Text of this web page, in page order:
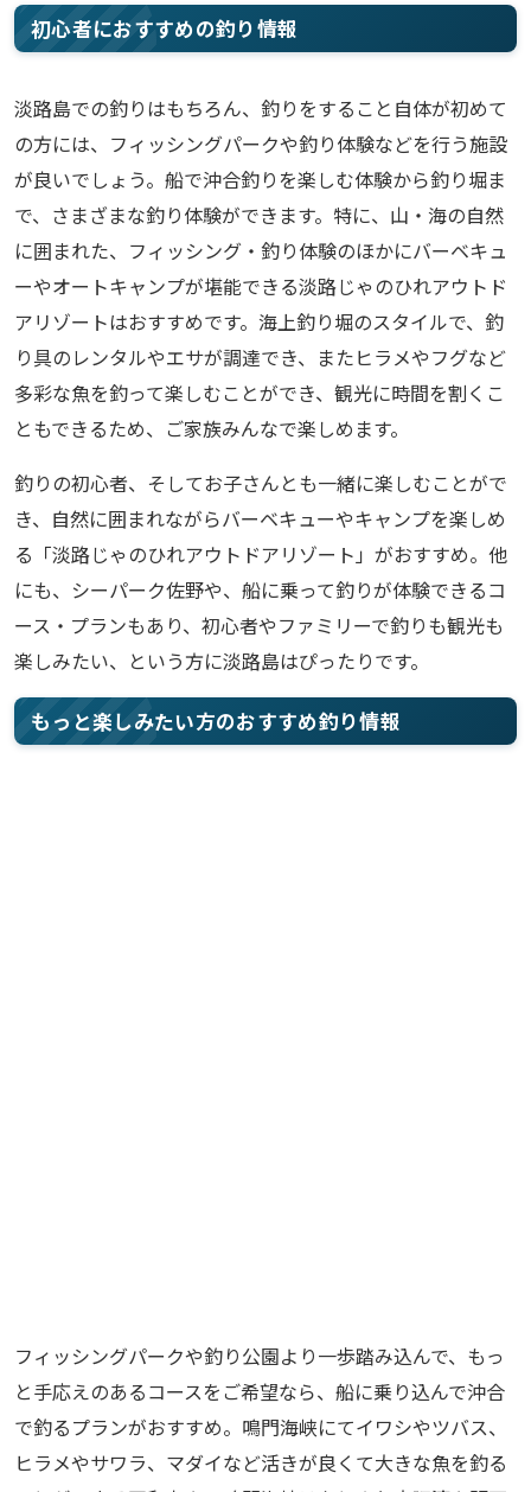
初心者におすすめの釣り情報
淡路島での釣りはもちろん、釣りをすること自体が初めて
の方には、フィッシングパークや釣り体験などを行う施設
が良いでしょう。船で沖合釣りを楽しむ体験から釣り堀ま
で、さまざまな釣り体験ができます。特に、山・海の自然
に囲まれた、フィッシング・釣り体験のほかにバーベキュ
ーやオートキャンプが堪能できる淡路じゃのひれアウトド
アリゾートはおすすめです。海上釣り堀のスタイルで、釣
り具のレンタルやエサが調達でき、またヒラメやフグなど
多彩な魚を釣って楽しむことができ、観光に時間を割くこ
ともできるため、ご家族みんなで楽しめます。
釣りの初心者、そしてお子さんとも一緒に楽しむことがで
き、自然に囲まれながらバーベキューやキャンプを楽しめ
る「淡路じゃのひれアウトドアリゾート」がおすすめ。他
にも、シーパーク佐野や、船に乗って釣りが体験できるコ
ース・プランもあり、初心者やファミリーで釣りも観光も
楽しみたい、という方に淡路島はぴったりです。
もっと楽しみたい方のおすすめ釣り情報
フィッシングパークや釣り公園より一歩踏み込んで、もっ
と手応えのあるコースをご希望なら、船に乗り込んで沖合
で釣るプランがおすすめ。鳴門海峡にてイワシやツバス、
ヒラメやサワラ、マダイなど活きが良くて大きな魚を釣る